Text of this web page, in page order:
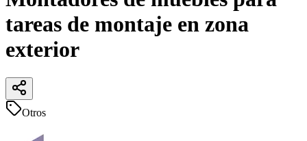
tareas de montaje en zona
exterior
Otros